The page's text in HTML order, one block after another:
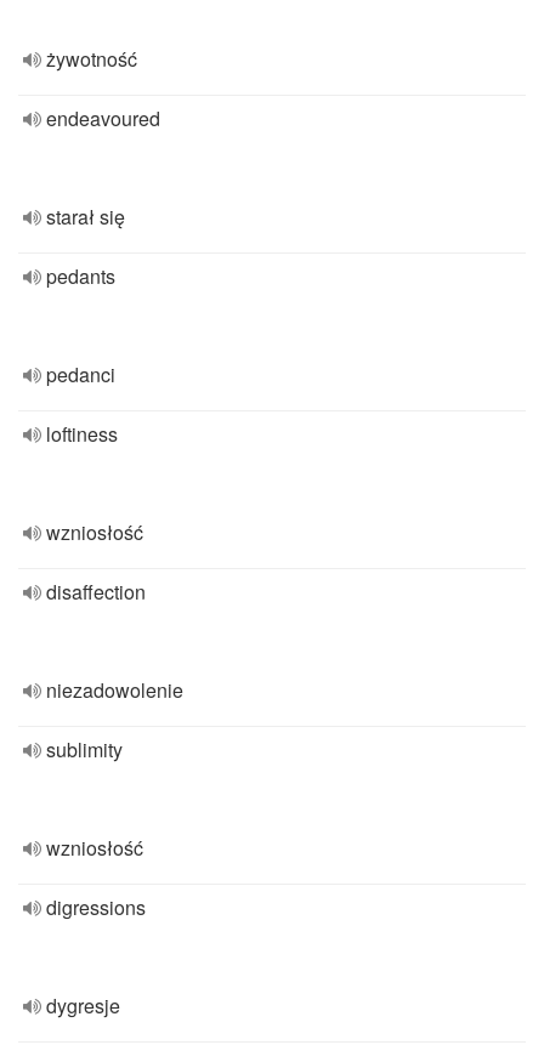
żywotność
endeavoured
starał się
pedants
pedanci
loftiness
wzniosłość
disaffection
niezadowolenie
sublimity
wzniosłość
digressions
dygresje